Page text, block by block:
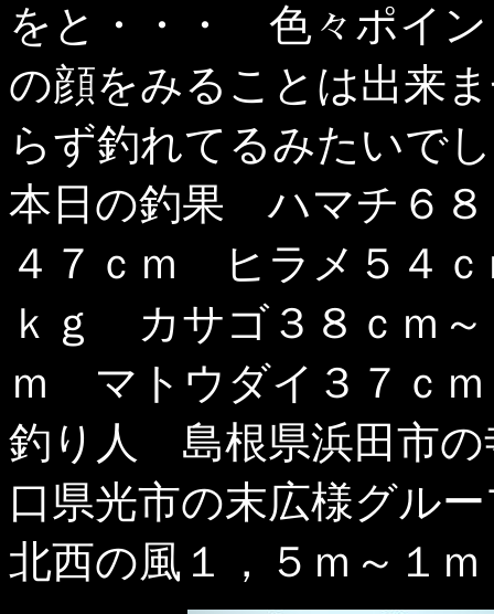
をと・・・ 色々ポイ
の顔をみることは出来
らず釣れてるみたいで
本日の釣果 ハマチ６
４７ｃｍ ヒラメ５４
ｋｇ カサゴ３８ｃｍ
ｍ マトウダイ３７ｃｍ
釣り人 島根県浜田市
口県光市の末広様グル
北西の風１，５ｍ～１ｍ